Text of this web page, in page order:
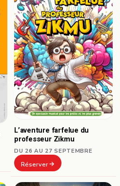
L’aventure farfelue du
professeur Zikmu
DU 26 AU 27 SEPTEMBRE
Réserver